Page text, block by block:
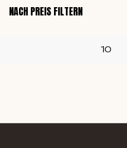
NACH PREIS FILTERN